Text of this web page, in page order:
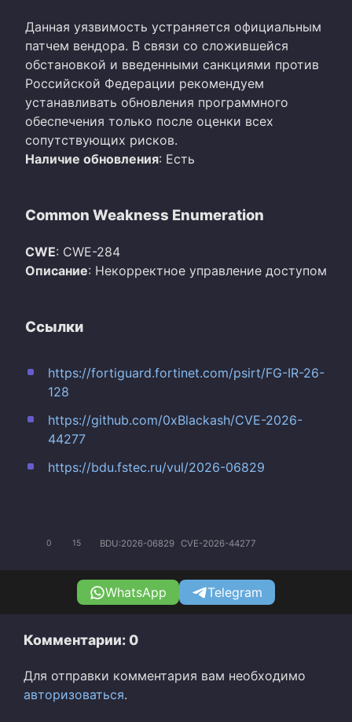
Данная уязвимость устраняется официальным
патчем вендора. В связи со сложившейся
обстановкой и введенными санкциями против
Российской Федерации рекомендуем
устанавливать обновления программного
обеспечения только после оценки всех
сопутствующих рисков.
Наличие обновления: Есть
Common Weakness Enumeration
CWE: CWE-284
Описание: Некорректное управление доступом
Ссылки
https://fortiguard.fortinet.com/psirt/FG-IR-26-
128
https://github.com/0xBlackash/CVE-2026-
44277
https://bdu.fstec.ru/vul/2026-06829
0 15 BDU:2026-06829 CVE-2026-44277
WhatsApp Telegram
Комментарии: 0
Для отправки комментария вам необходимо
авторизоваться.